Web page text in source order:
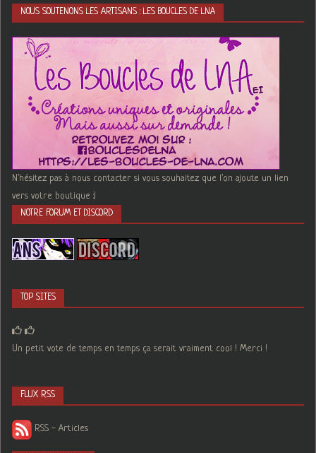
NOUS SOUTENONS LES ARTISANS : LES BOUCLES DE LNA
N'hésitez pas à nous contacter si vous souhaitez que l'on ajoute un lien
vers votre boutique :)
NOTRE FORUM ET DISCORD
TOP SITES
Un petit vote de temps en temps ça serait vraiment cool ! Merci !
FLUX RSS
RSS - Articles